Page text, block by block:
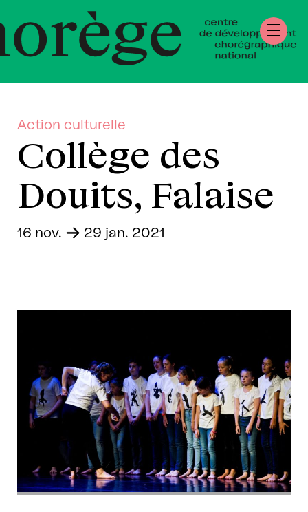
de
Action culturelle
Collège des
Douits, Falaise
16 nov. - 29 jan. 2021